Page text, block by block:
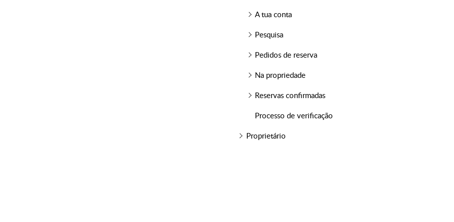
A tua conta
Pesquisa
Pedidos de reserva
Na propriedade
Reservas confirmadas
Processo de verificação
Proprietário